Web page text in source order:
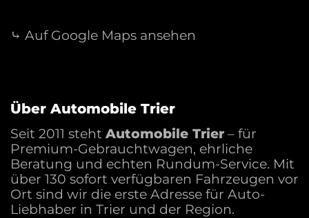
Besonderheiten
Elektrofahrzeuge. Prägende Modelle wie der
Cupra Ateca, Leon und Formentor setzen auf
Allradtechnik, dynamisches Fahrwerk und
markante Designs. Motorsportliche DNA zeigt
sich in den Fahrzeugen durch innovative
Antriebs- und Fahrwerkstechnologien.
⤷ Auf Google Maps ansehen
Über Automobile Trier
Seit 2011 steht Automobile Trier – für
Premium-Gebrauchtwagen, ehrliche
Beratung und echten Rundum-Service. Mit
über 130 sofort verfügbaren Fahrzeugen vor
Ort sind wir die erste Adresse für Auto-
Liebhaber in Trier und der Region.